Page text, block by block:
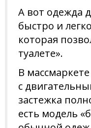
А вот одежда
быстро и
которая
туалете».
В
с
застежка
есть модель